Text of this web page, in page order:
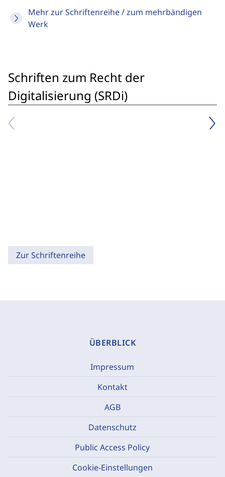
Mehr zur Schriftenreihe / zum mehrbändigen
Werk
Schriften zum Recht der
Digitalisierung (SRDi)
Zur Schriftenreihe
ÜBERBLICK
Impressum
Kontakt
AGB
Datenschutz
Public Access Policy
Cookie-Einstellungen